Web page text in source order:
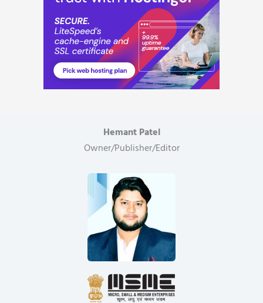
Hemant Patel
Owner/Publisher/Editor